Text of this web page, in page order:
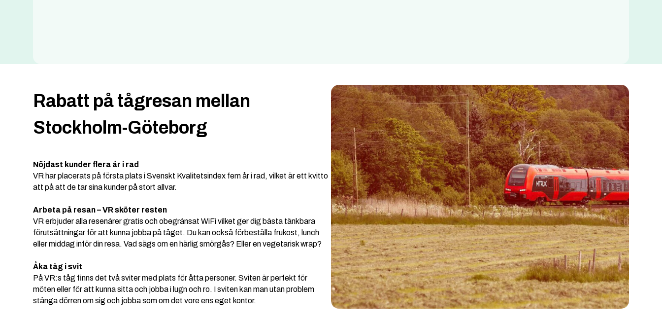
Rabatt på tågresan mellan
Stockholm-Göteborg
Nöjdast kunder flera år i rad
VR har placerats på första plats i Svenskt Kvalitetsindex fem år i rad, vilket är ett kvitto
att på att de tar sina kunder på stort allvar.
Arbeta på resan – VR sköter resten
VR erbjuder alla resenärer gratis och obegränsat WiFi vilket ger dig bästa tänkbara
förutsättningar för att kunna jobba på tåget. Du kan också förbeställa frukost, lunch
eller middag inför din resa. Vad sägs om en härlig smörgås? Eller en vegetarisk wrap?
Åka tåg i svit
På VR:s tåg finns det två sviter med plats för åtta personer. Sviten är perfekt för
möten eller för att kunna sitta och jobba i lugn och ro. I sviten kan man utan problem
stänga dörren om sig och jobba som om det vore ens eget kontor.